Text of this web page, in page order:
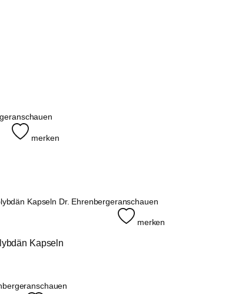
anschauen
merken
anschauen
merken
Kapseln
anschauen